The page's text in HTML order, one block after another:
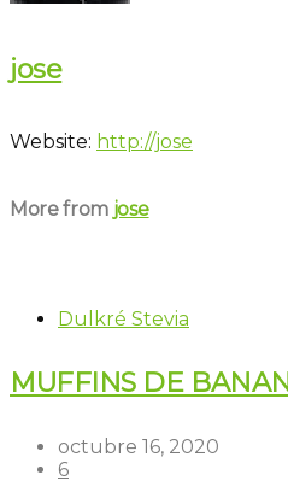
jose
Website: http://jose
More from jose
Dulkré Stevia
MUFFINS DE
octubre 16, 2020
6